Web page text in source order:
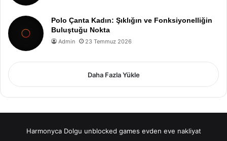
Polo Çanta Kadın: Şıklığın ve Fonksiyonelliğin
Buluştuğu Nokta
Admin 23 Temmuz 2026
Daha Fazla Yükle
Harmonyca Dolgu unblocked games evden eve nakliyat